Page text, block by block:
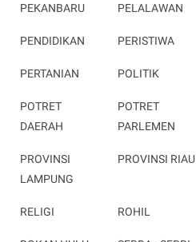
PEKANBARU PELALAWAN
PENDIDIKAN PERISTIWA
PERTANIAN POLITIK
POTRET
DAERAH
POTRET
PARLEMEN
PROVINSI
LAMPUNG
PROVINSI RIAU
RELIGI ROHIL